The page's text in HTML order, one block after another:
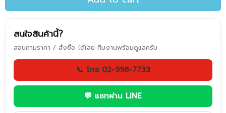
สนใจสินค้านี้?
สอบถามราคา / สั่งซื้อ ได้เลย ทีมงานพร้อมดูแลครับ
📞 โทร 02-998-7733
💬 แชทผ่าน LINE